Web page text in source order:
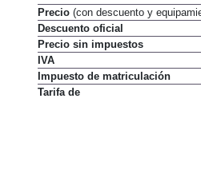
Precio (con descuento y
Descuento oficial
Precio sin impuestos
IVA
Impuesto de matriculación
Tarifa de